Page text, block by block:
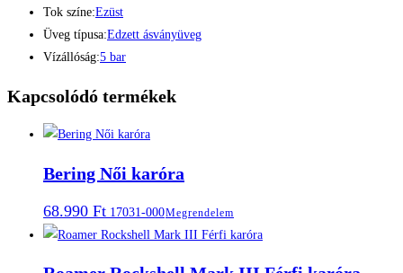
Tok színe:Ezüst
Üveg típusa:Edzett ásványüveg
Vízállóság:5 bar
Kapcsolódó termékek
Bering Női karóra
68.990 Ft 17031-000Megrendelem